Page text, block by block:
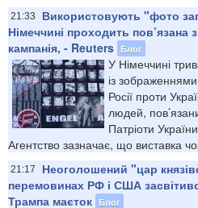
21:33
Використовують "фото
Німеччині проходить пов’язана
кампанія, - Reuters Блог
У Німеччині
із зображеннями
Росії проти
людей,
Патріоти
Агентство зазначає, що виставка
21:17
Неоголошений "цар
перемовинах РФ і США
Трампа маєток Блог